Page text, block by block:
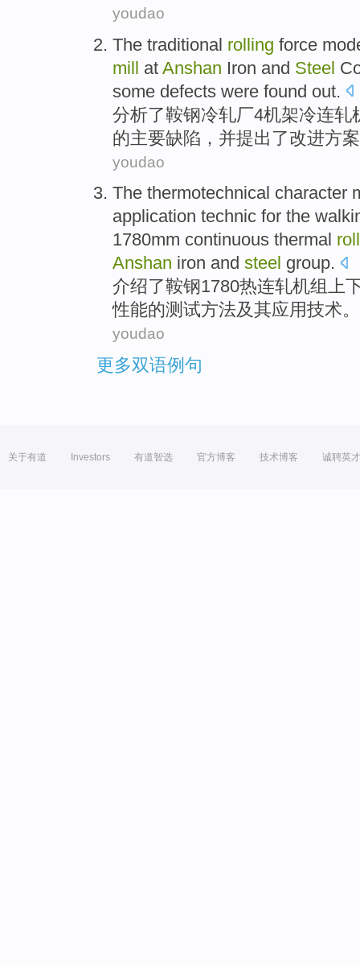
youdao
The traditional rolling force
mill at Anshan Iron and Steel
some defects were found out.
分析了鞍钢冷轧厂4机架冷连轧
的主要缺陷， 并提出 了改进方
youdao
The thermotechnical character
application technic for the
1780mm continuous thermal
Anshan iron and steel group.
介绍了鞍钢1780热连轧机组上
性能的测试方法及其应用技术。
youdao
更多双语例句
关于有道 Investors 有道智选 官方博客 技术博客 诚聘英才